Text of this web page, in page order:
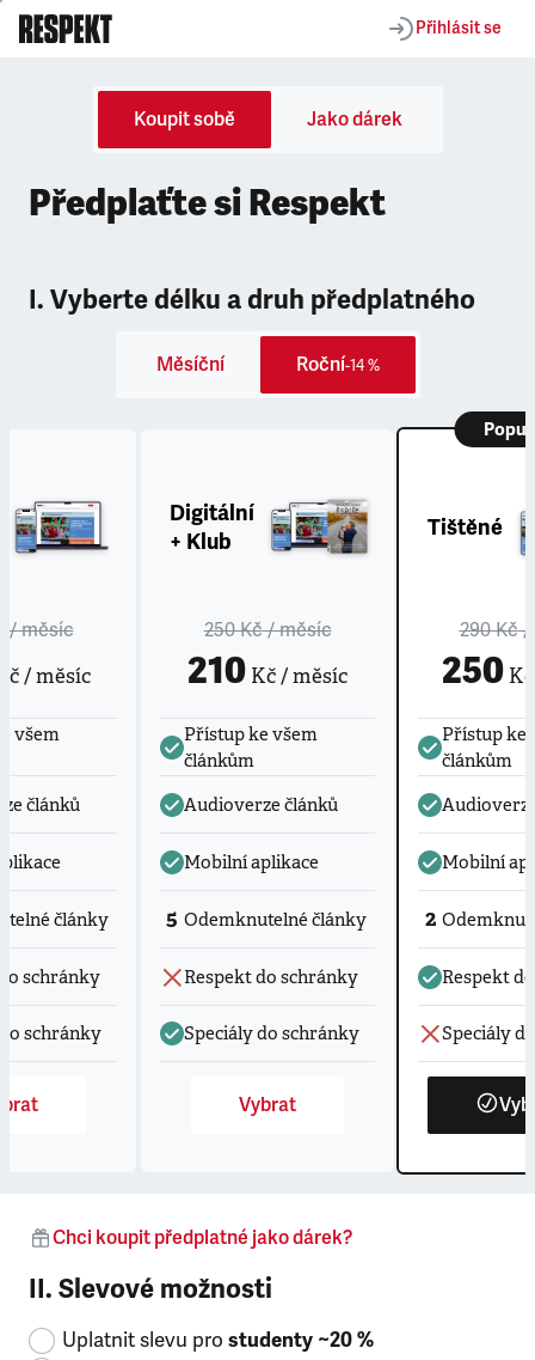
Přihlásit se
Koupit sobě Jako dárek
Předplaťte si Respekt
I. Vyberte délku a druh předplatného
Měsíční Roční-14 %
/ měsíc
/ měsíc
všem
článků
články
schránky
schránky
Digitální
+ Klub
250 Kč/ měsíc
210 Kč / měsíc
Přístup ke všem
článkům
Audioverze článků
Mobilní aplikace
5 Odemknutelné články
Respekt do schránky
Speciály do schránky
Vybrat
Tištěné
290 Kč/
250Kč
Přístup ke
článkům
Mobilní
2
Respekt
Speciály
Chci koupit předplatné jako dárek?
II. Slevové možnosti
Uplatnit slevu pro studenty ~20 %